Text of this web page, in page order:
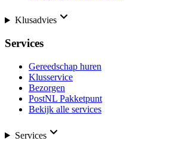
Klusadvies
Services
Gereedschap huren
Klusservice
Bezorgen
PostNL Pakketpunt
Bekijk alle services
Services